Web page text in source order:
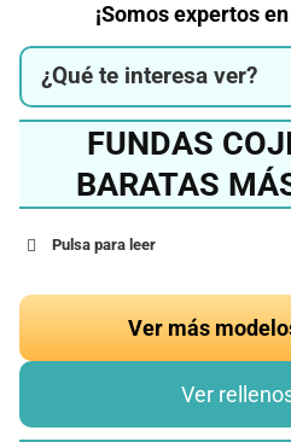
¡Somos expertos
¿Qué te interesa ver?
FUNDAS
BARATAS
Pulsa para leer
Ver más
Ver